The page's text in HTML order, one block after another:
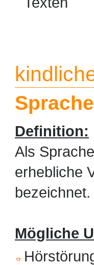
Definition:
Als
erhebliche
bezeichnet.
Mögliche